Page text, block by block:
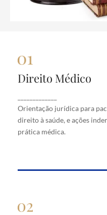
Direito Médico
Orientação jurídica para
direito à saúde, e ações
prática médica.
erro médico, direito à
por negligência